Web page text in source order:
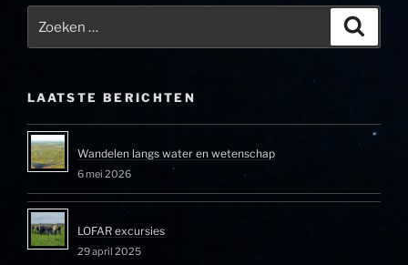
naar:
LAATSTE BERICHTEN
Wandelen langs water en wetenschap
6 mei 2026
LOFAR excursies
29 april 2025